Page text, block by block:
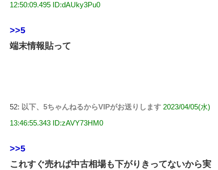
12:50:09.495 ID:dAUky3Pu0
>>5
端末情報貼って
52: 以下、5ちゃんねるからVIPがお送りします 2023/04/05(水)
13:46:55.343 ID:zAVY73HM0
>>5
これすぐ売れば中古相場も下がりきってないから実